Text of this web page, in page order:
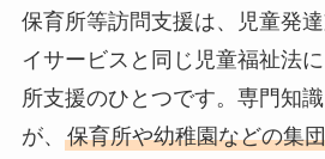
保育所等訪問支援は、児童発
イサービスと同じ児童福祉法
所支援のひとつです。専門知
が、 保育所や幼稚園などの集